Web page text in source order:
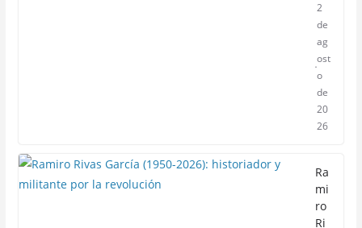
2
de
ag
ost
o
de
20
26
Ra
mi
ro
Ri